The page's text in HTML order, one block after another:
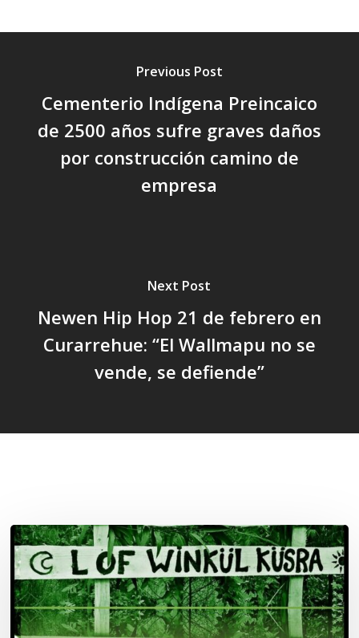
Previous Post
Cementerio Indígena Preincaico
de 2500 años sufre graves daños
por construcción camino de
empresa
Next Post
Newen Hip Hop 21 de febrero en
Curarrehue: “El Wallmapu no se
vende, se defiende”
Lof
Winkül
Küsra
convoca